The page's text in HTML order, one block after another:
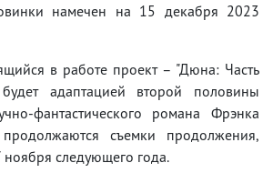
намечен на 15 декабря 2023
в работе проект – "Дюна: Часть
адаптацией второй половины
фантастического романа Фрэнка
продолжаются съемки продолжения,
следующего года.